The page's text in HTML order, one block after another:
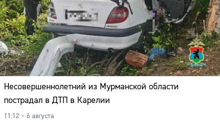
Несовершеннолетний из Мурманской области
пострадал в ДТП в Карелии
11:12 – 6 августа